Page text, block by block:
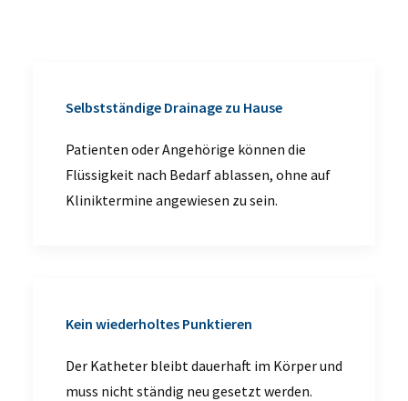
Selbstständige Drainage zu Hause
Patienten oder Angehörige können die
Flüssigkeit nach Bedarf ablassen, ohne auf
Kliniktermine angewiesen zu sein.
Kein wiederholtes Punktieren
Der Katheter bleibt dauerhaft im Körper und
muss nicht ständig neu gesetzt werden.